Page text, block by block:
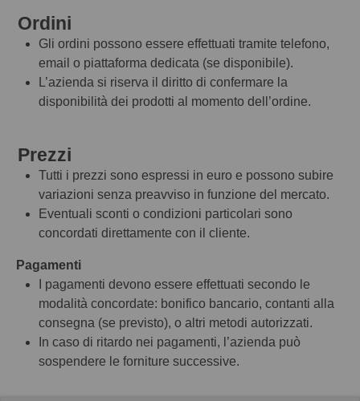
Ordini
Gli ordini possono essere effettuati tramite telefono,
email o piattaforma dedicata (se disponibile).
L’azienda si riserva il diritto di confermare la
disponibilità dei prodotti al momento dell’ordine.
Prezzi
Tutti i prezzi sono espressi in euro e possono subire
variazioni senza preavviso in funzione del mercato.
Eventuali sconti o condizioni particolari sono
concordati direttamente con il cliente.
Pagamenti
I pagamenti devono essere effettuati secondo le
modalità concordate: bonifico bancario, contanti alla
consegna (se previsto), o altri metodi autorizzati.
In caso di ritardo nei pagamenti, l’azienda può
sospendere le forniture successive.